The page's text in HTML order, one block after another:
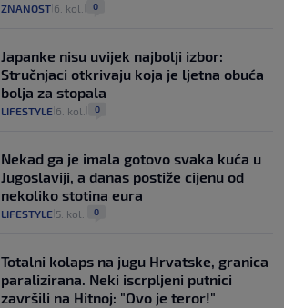
ZNANOST 6. kol. 0
Japanke nisu uvijek najbolji izbor:
Stručnjaci otkrivaju koja je ljetna obuća
bolja za stopala
LIFESTYLE 6. kol. 0
Nekad ga je imala gotovo svaka kuća u
Jugoslaviji, a danas postiže cijenu od
nekoliko stotina eura
LIFESTYLE 5. kol. 0
Totalni kolaps na jugu Hrvatske, granica
paralizirana. Neki iscrpljeni putnici
završili na Hitnoj: "Ovo je teror!"